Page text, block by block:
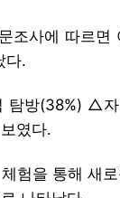
조사에 따르면
다.
탐방(38%) △
였다.
험을 통해 새